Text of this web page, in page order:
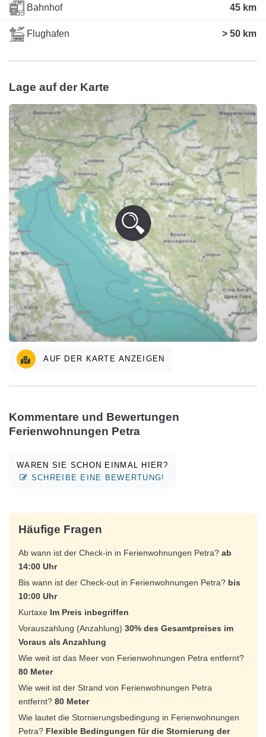
Bahnhof 45 km
Flughafen > 50 km
Lage auf der Karte
AUF DER KARTE ANZEIGEN
Kommentare und Bewertungen
Ferienwohnungen Petra
WAREN SIE SCHON EINMAL HIER?
SCHREIBE EINE BEWERTUNG!
Häufige Fragen
Ab wann ist der Check-in in Ferienwohnungen Petra? ab
14:00 Uhr
Bis wann ist der Check-out in Ferienwohnungen Petra? bis
10:00 Uhr
Kurtaxe Im Preis inbegriffen
Vorauszahlung (Anzahlung) 30% des Gesamtpreises im
Voraus als Anzahlung
Wie weit ist das Meer von Ferienwohnungen Petra entfernt?
80 Meter
Wie weit ist der Strand von Ferienwohnungen Petra
entfernt? 80 Meter
Wie lautet die Stornierungsbedingung in Ferienwohnungen
Petra? Flexible Bedingungen für die Stornierung der